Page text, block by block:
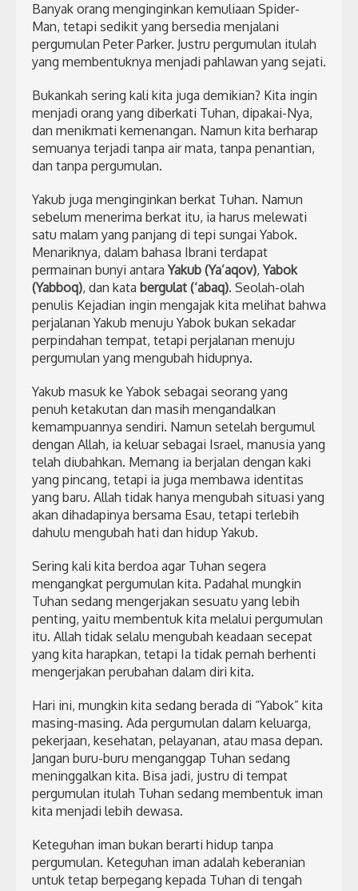
Banyak orang menginginkan kemuliaan Spider-
Man, tetapi sedikit yang bersedia menjalani
pergumulan Peter Parker. Justru pergumulan itulah
yang membentuknya menjadi pahlawan yang sejati.
Bukankah sering kali kita juga demikian? Kita ingin
menjadi orang yang diberkati Tuhan, dipakai-Nya,
dan menikmati kemenangan. Namun kita berharap
semuanya terjadi tanpa air mata, tanpa penantian,
dan tanpa pergumulan.
Yakub juga menginginkan berkat Tuhan. Namun
sebelum menerima berkat itu, ia harus melewati
satu malam yang panjang di tepi sungai Yabok.
Menariknya, dalam bahasa Ibrani terdapat
permainan bunyi antaraYakub (Ya’aqov),Yabok
(Yabboq), dan kata bergulat (‘abaq). Seolah-olah
penulis Kejadian ingin mengajak kita melihat bahwa
perjalanan Yakub menuju Yabok bukan sekadar
perpindahan tempat, tetapi perjalanan menuju
pergumulan yang mengubah hidupnya.
Yakub masuk ke Yabok sebagai seorang yang
penuh ketakutan dan masih mengandalkan
kemampuannya sendiri. Namun setelah bergumul
dengan Allah, ia keluar sebagai Israel, manusia yang
telah diubahkan. Memang ia berjalan dengan kaki
yang pincang, tetapi ia juga membawa identitas
yang baru. Allah tidak hanya mengubah situasi yang
akan dihadapinya bersama Esau, tetapi terlebih
dahulu mengubah hati dan hidup Yakub.
Sering kali kita berdoa agar Tuhan segera
mengangkat pergumulan kita. Padahal mungkin
Tuhan sedang mengerjakan sesuatu yang lebih
penting, yaitu membentuk kita melalui pergumulan
itu. Allah tidak selalu mengubah keadaan secepat
yang kita harapkan, tetapi Ia tidak pernah berhenti
mengerjakan perubahan dalam diri kita.
Hari ini, mungkin kita sedang berada di “Yabok” kita
masing-masing. Ada pergumulan dalam keluarga,
pekerjaan, kesehatan, pelayanan, atau masa depan.
Jangan buru-buru menganggap Tuhan sedang
meninggalkan kita. Bisa jadi, justru di tempat
pergumulan itulah Tuhan sedang membentuk iman
kita menjadi lebih dewasa.
Keteguhan iman bukan berarti hidup tanpa
pergumulan. Keteguhan iman adalah keberanian
untuk tetap berpegang kepada Tuhan di tengah